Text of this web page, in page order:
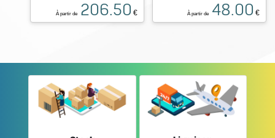
À partir de 206.50 € À partir de 48.00 €